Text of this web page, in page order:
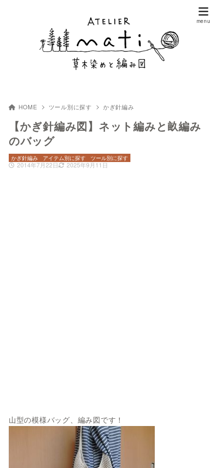
HOME ツール別に探す かぎ針編み
【かぎ針編み図】ネット編みと畝編み
のバッグ
2014年7月22日 2025年9月11日
かぎ針編み アイテム別に探す ツール別に探す
山型の模様バッグ、編み図です！